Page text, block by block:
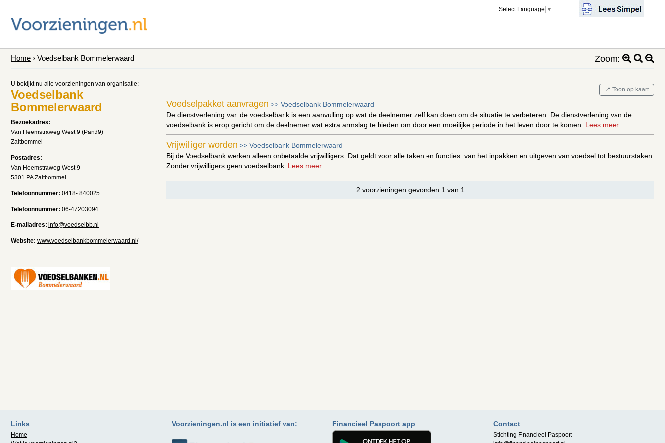
Select Language ▼
Home › Voedselbank Bommelerwaard Zoom:
U bekijkt nu alle voorzieningen van organisatie:
Voedselbank
Bommelerwaard
Bezoekadres:
Van Heemstraweg West 9 (Pand9)
Zaltbommel
Postadres:
Van Heemstraweg West 9
5301 PA Zaltbommel
Telefoonnummer: 0418- 840025
Telefoonnummer: 06-47203094
E-mailadres: info@voedselbb.nl
Website: www.voedselbankbommelerwaard.nl/
📍 Toon op kaart
Voedselpakket aanvragen >> Voedselbank Bommelerwaard
De dienstverlening van de voedselbank is een aanvulling op wat de deelnemer zelf kan doen om de situatie te verbeteren. De dienstverlening van de
voedselbank is erop gericht om de deelnemer wat extra armslag te bieden om door een moeilijke periode in het leven door te komen. Lees meer..
Vrijwilliger worden >> Voedselbank Bommelerwaard
Bij de Voedselbank werken alleen onbetaalde vrijwilligers. Dat geldt voor alle taken en functies: van het inpakken en uitgeven van voedsel tot bestuurstaken.
Zonder vrijwilligers geen voedselbank. Lees meer..
2 voorzieningen gevonden 1 van 1
Links
Home
Voorzieningen.nl is een initiatief van: Financieel Paspoort app Contact
Stichting Financieel Paspoort